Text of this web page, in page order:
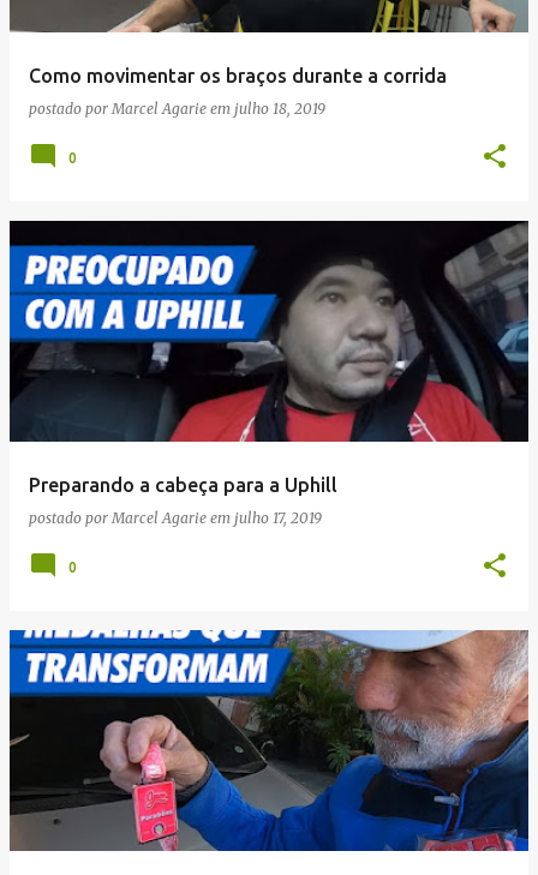
Como movimentar os braços durante a corrida
postado porMarcel Agarie em julho 18, 2019
0
Preparando a cabeça para a Uphill
postado porMarcel Agarie em julho 17, 2019
0